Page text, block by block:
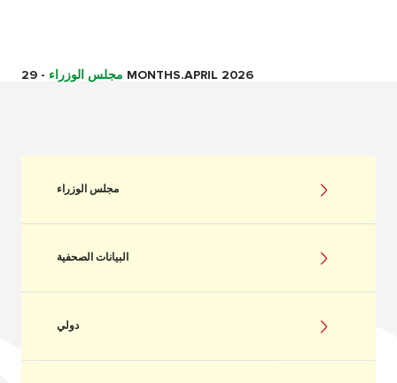
مجلس الوزراء - 29 MONTHS.APRIL 2026
مجلس الوزراء
البيانات الصحفية
دولي